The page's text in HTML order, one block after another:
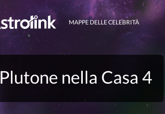
MAPPE DELLE CELEBRITÀ
Plutone nella Casa 4